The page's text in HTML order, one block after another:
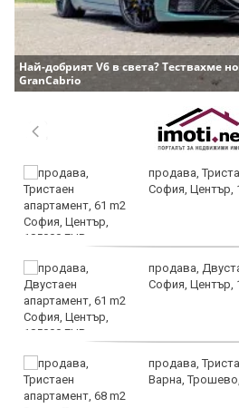
Най-добрият V6 в света? Тествахме
GranCabrio
продава,
София, Център,
продава,
София, Център,
продава,
Варна,